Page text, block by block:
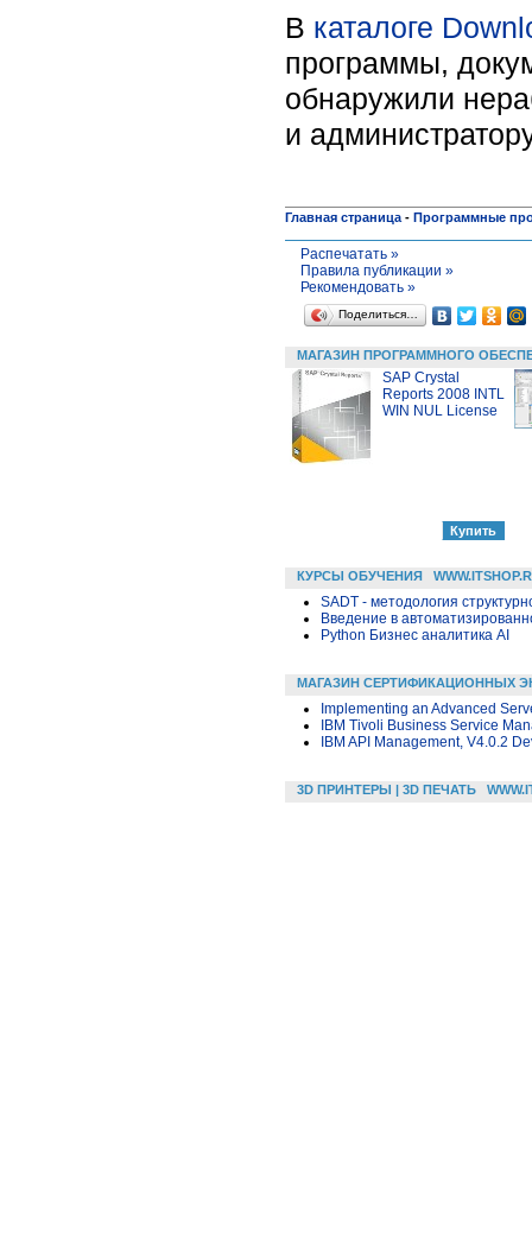
В каталоге
программы,
обнаружили
и
Главная страница - Программные
Распечатать »
Правила публикации »
Рекомендовать »
Поделиться…
МАГАЗИН ПРОГРАММНОГО
SAP Crystal
Reports 2008 INTL
WIN NUL License
КУРСЫ ОБУЧЕНИЯ
SADT - методология
Введение в
Python Бизнес аналитика AI
МАГАЗИН СЕРТИФИКАЦИОННЫХ
Implementing an Advanced
IBM Tivoli Business Service
IBM API Management, V4.0.2
3D ПРИНТЕРЫ | 3D ПЕЧАТЬ